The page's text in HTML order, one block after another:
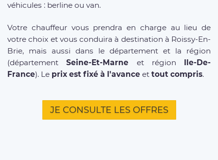
véhicules : berline ou van.
Votre chauffeur vous prendra en charge au lieu de
votre choix et vous conduira à destination à Roissy-En-
Brie, mais aussi dans le département et la région
(départementSeine-Et-Marne et région Ile-De-
France). Le prix est fixé à l'avance et tout compris.
JE CONSULTE LES OFFRES